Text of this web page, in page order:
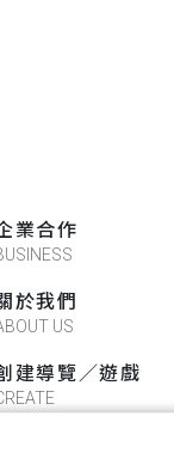
業合作
於我們
US
建導覽／遊戲